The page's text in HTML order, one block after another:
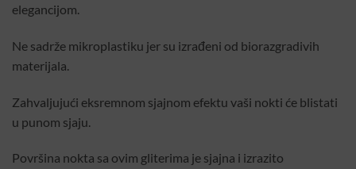
elegancijom.
Ne sadrže mikroplastiku jer su izrađeni od biorazgradivih
materijala.
Zahvaljujući eksremnom sjajnom efektu vaši nokti će blistati
u punom sjaju.
Površina nokta sa ovim gliterima je sjajna i izrazito